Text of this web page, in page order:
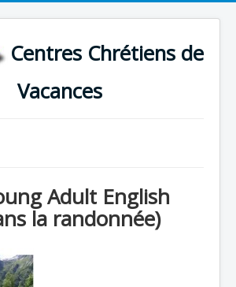
Centres Chrétiens de
Vacances
DE VACANCES .
DE VACANCES 2026
Adult English
la randonnée)